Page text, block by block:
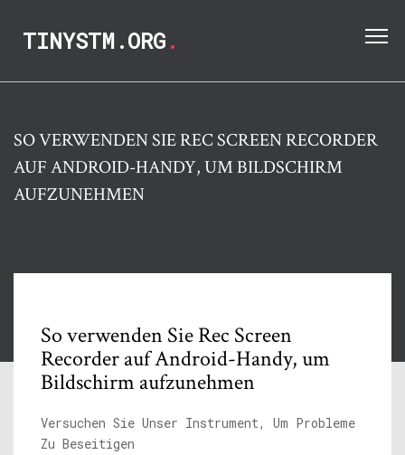
TINYSTM.ORG.
SO VERWENDEN SIE REC SCREEN RECORDER
AUF ANDROID-HANDY, UM BILDSCHIRM
AUFZUNEHMEN
So verwenden Sie Rec Screen
Recorder auf Android-Handy, um
Bildschirm aufzunehmen
Versuchen Sie Unser Instrument, Um Probleme
Zu Beseitigen